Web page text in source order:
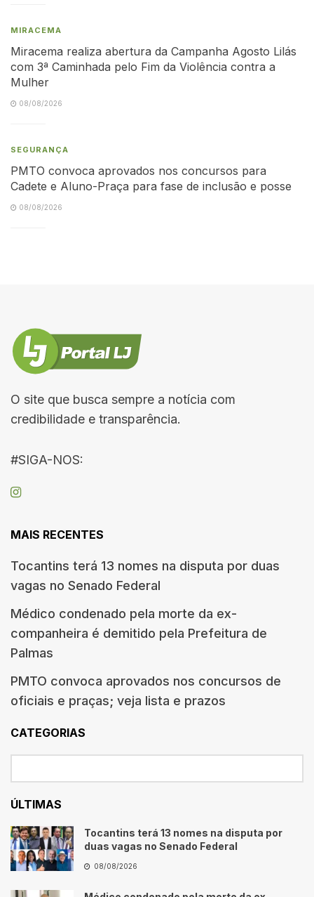
MIRACEMA
Miracema realiza abertura da Campanha Agosto Lilás
com 3ª Caminhada pelo Fim da Violência contra a
Mulher
08/08/2026
SEGURANÇA
PMTO convoca aprovados nos concursos para
Cadete e Aluno-Praça para fase de inclusão e posse
08/08/2026
O site que busca sempre a notícia com
credibilidade e transparência.
#SIGA-NOS:
MAIS RECENTES
Tocantins terá 13 nomes na disputa por duas
vagas no Senado Federal
Médico condenado pela morte da ex-
companheira é demitido pela Prefeitura de
Palmas
PMTO convoca aprovados nos concursos de
oficiais e praças; veja lista e prazos
CATEGORIAS
ÚLTIMAS
Tocantins terá 13 nomes na disputa por
duas vagas no Senado Federal
08/08/2026